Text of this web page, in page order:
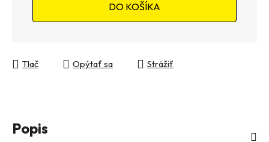
DO KOŠÍKA
Tlač Opýtať sa Strážiť
Popis